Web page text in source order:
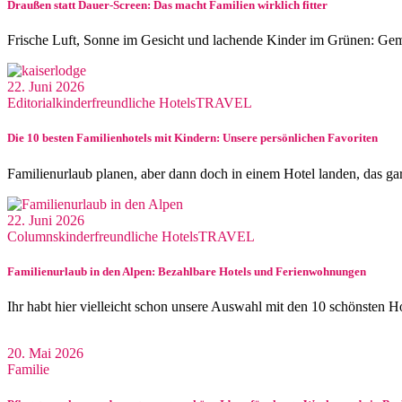
Draußen statt Dauer-Screen: Das macht Familien wirklich fitter
Frische Luft, Sonne im Gesicht und lachende Kinder im Grünen:
22. Juni 2026
Editorialkinderfreundliche HotelsTRAVEL
Die 10 besten Familienhotels mit Kindern: Unsere persönlichen Favoriten
Familienurlaub planen, aber dann doch in einem Hotel landen, das
22. Juni 2026
Columnskinderfreundliche HotelsTRAVEL
Familienurlaub in den Alpen: Bezahlbare Hotels und Ferienwohnungen
Ihr habt hier vielleicht schon unsere Auswahl mit den 10 schönsten
20. Mai 2026
Familie